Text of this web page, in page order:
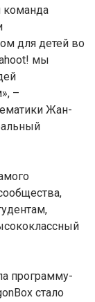
команда
для детей во
мы
–
Жан-
программу-
стало